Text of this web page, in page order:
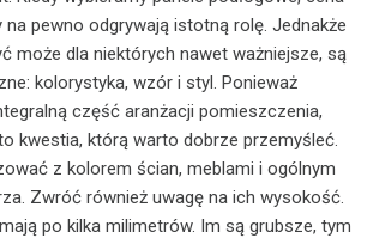
pewno odgrywają istotną rolę. Jednakże
może dla niektórych nawet ważniejsze, są
kolorystyka, wzór i styl. Ponieważ
część aranżacji pomieszczenia,
kwestia, którą warto dobrze przemyśleć.
z kolorem ścian, meblami i ogólnym
Zwróć również uwagę na ich wysokość.
po kilka milimetrów. Im są grubsze, tym